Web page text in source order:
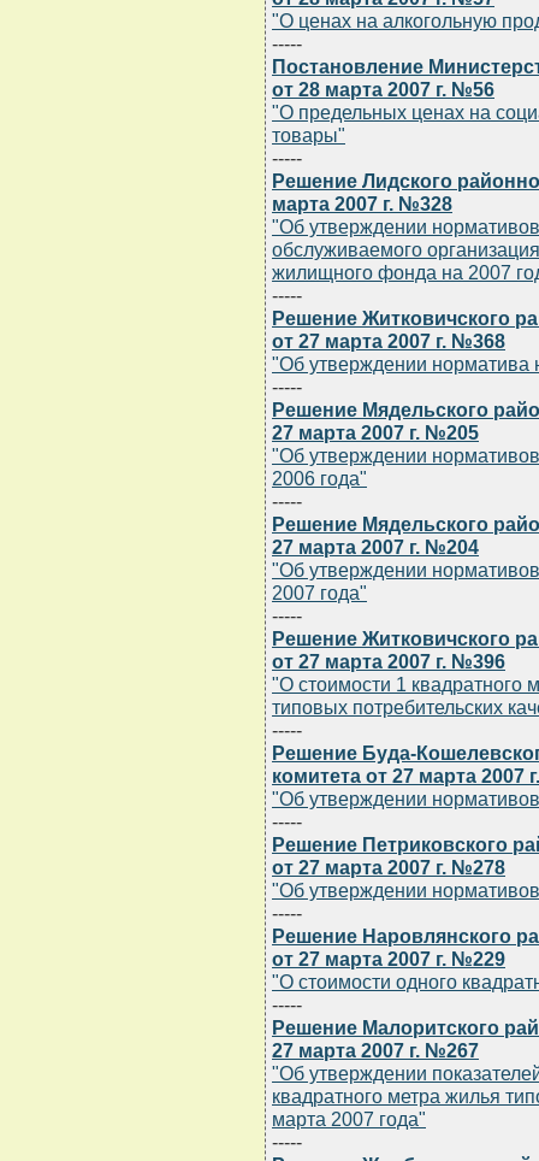
"О ценах на алкогольную
-----
Постановление
от 28 марта 2007 г. №56
"О предельных ценах на
товары"
-----
Решение Лидского
марта 2007 г. №328
"Об утверждении
обслуживаемого
жилищного фонда на 2007
-----
Решение Житковичского
от 27 марта 2007 г. №368
"Об утверждении норматива
-----
Решение Мядельского
27 марта 2007 г. №205
"Об утверждении
2006 года"
-----
Решение Мядельского
27 марта 2007 г. №204
"Об утверждении
2007 года"
-----
Решение Житковичского
от 27 марта 2007 г. №396
"О стоимости 1
типовых потребительских
-----
Решение Буда-
комитета от 27 марта 2007
"Об утверждении
-----
Решение Петриковского
от 27 марта 2007 г. №278
"Об утверждении
-----
Решение Наровлянского
от 27 марта 2007 г. №229
"О стоимости одного
-----
Решение Малоритского
27 марта 2007 г. №267
"Об утверждении
квадратного метра жилья
марта 2007 года"
-----